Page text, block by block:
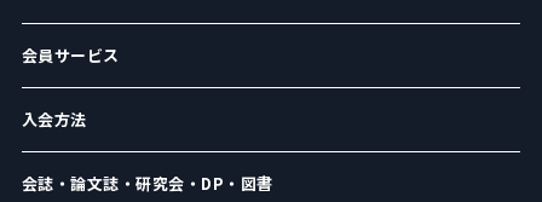
会員サービス
入会方法
会誌・論文誌・研究会・DP・図書